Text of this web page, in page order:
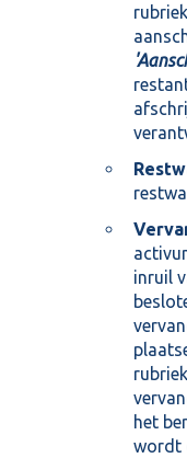
rubriek
inruil
het
wordt